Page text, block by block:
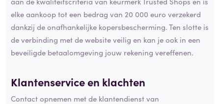
elke aankoop tot een bedrag van 20 000 euro verzekerd
dankzij de onafhankelijke kopersbescherming. Ten slotte is
de verbinding met de website veilig en kan je ook in een
beveiligde betaalomgeving jouw rekening vereffenen.
Klantenservice en klachten
Contact opnemen met de klantendienst van